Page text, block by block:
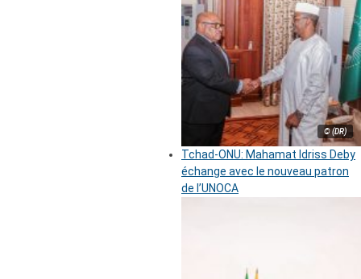
© (DR)
Tchad-ONU: Mahamat Idriss Deby
échange avec le nouveau patron
de l’UNOCA